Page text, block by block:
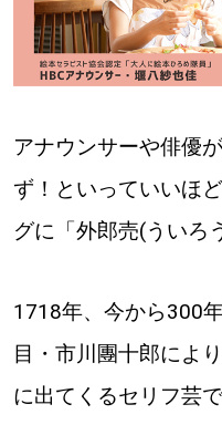
【いろんな価値観や生
Sitakke編集部 IKU
【道央のお気に入りを
アナウンサーや俳優
ず！といっていいほ
グに「外郎売(ういろ
1718年、今から300
目・市川團十郎によ
に出てくるセリフ芸で